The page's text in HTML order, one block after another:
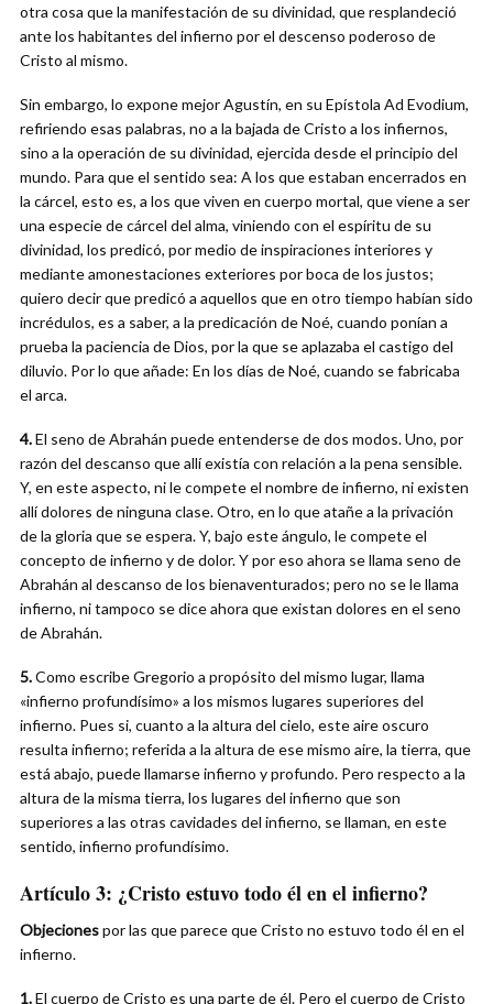
otra cosa que la manifestación de su divinidad, que resplandeció
ante los habitantes del infierno por el descenso poderoso de
Cristo al mismo.
Sin embargo, lo expone mejor Agustín, en su Epístola Ad Evodium,
refiriendo esas palabras, no a la bajada de Cristo a los infiernos,
sino a la operación de su divinidad, ejercida desde el principio del
mundo. Para que el sentido sea: A los que estaban encerrados en
la cárcel, esto es, a los que viven en cuerpo mortal, que viene a ser
una especie de cárcel del alma, viniendo con el espíritu de su
divinidad, los predicó, por medio de inspiraciones interiores y
mediante amonestaciones exteriores por boca de los justos;
quiero decir que predicó a aquellos que en otro tiempo habían sido
incrédulos, es a saber, a la predicación de Noé, cuando ponían a
prueba la paciencia de Dios, por la que se aplazaba el castigo del
diluvio. Por lo que añade: En los días de Noé, cuando se fabricaba
el arca.
4.El seno de Abrahán puede entenderse de dos modos. Uno, por
razón del descanso que allí existía con relación a la pena sensible.
Y, en este aspecto, ni le compete el nombre de infierno, ni existen
allí dolores de ninguna clase. Otro, en lo que atañe a la privación
de la gloria que se espera. Y, bajo este ángulo, le compete el
concepto de infierno y de dolor. Y por eso ahora se llama seno de
Abrahán al descanso de los bienaventurados; pero no se le llama
infierno, ni tampoco se dice ahora que existan dolores en el seno
de Abrahán.
5.Como escribe Gregorio a propósito del mismo lugar, llama
«infierno profundísimo» a los mismos lugares superiores del
infierno. Pues si, cuanto a la altura del cielo, este aire oscuro
resulta infierno; referida a la altura de ese mismo aire, la tierra, que
está abajo, puede llamarse infierno y profundo. Pero respecto a la
altura de la misma tierra, los lugares del infierno que son
superiores a las otras cavidades del infierno, se llaman, en este
sentido, infierno profundísimo.
Artículo 3: ¿Cristo estuvo todo él en el infierno?
Objecionespor las que parece que Cristo no estuvo todo él en el
infierno.
1.El cuerpo de Cristo es una parte de él. Pero el cuerpo de Cristo